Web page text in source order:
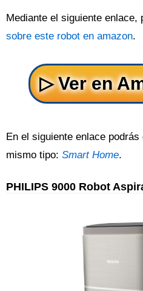
Mediante el siguiente enlace,
sobre este robot en amazon.
En el siguiente enlace
mismo tipo: Smart Home.
PHILIPS 9000 Robot